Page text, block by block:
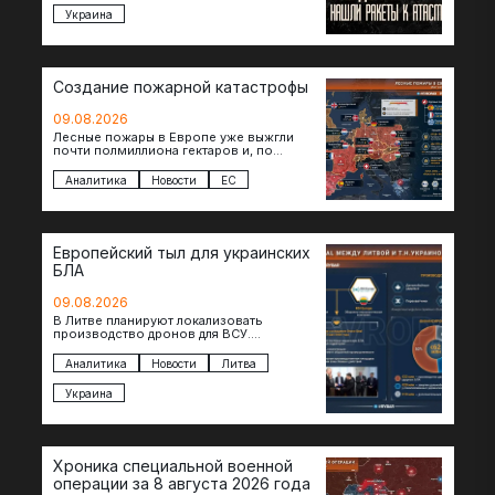
Украина
Создание пожарной катастрофы
09.08.2026
Лесные пожары в Европе уже выжгли
почти полмиллиона гектаров и, по
экономике в €15,6–19,1 млрд. К…
Аналитика Новости ЕС
Европейский тыл для украинских
БЛА
09.08.2026
В Литве планируют локализовать
производство дронов для ВСУ.
президенты Гитанас Науседа и Владимир
Зеленский подписали…
Аналитика Новости Литва
Украина
Хроника специальной военной
операции за 8 августа 2026 года